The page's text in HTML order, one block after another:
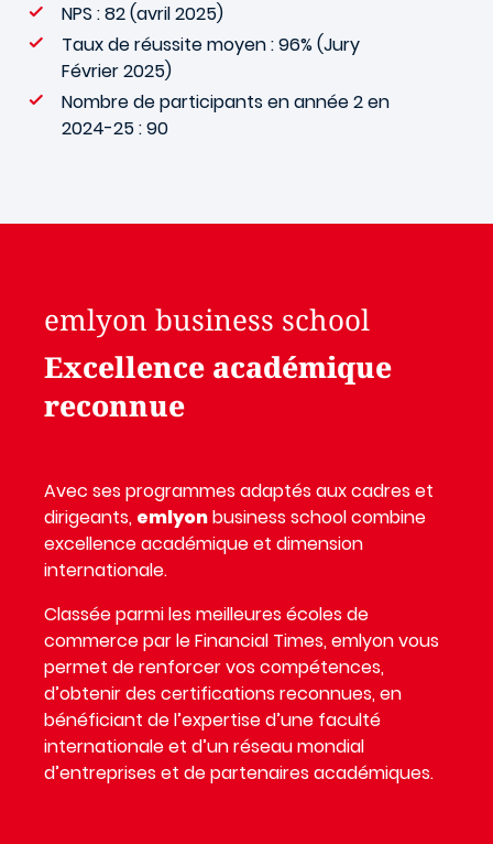
NPS : 82 (avril 2025)
Taux de réussite moyen : 96% (Jury
Février 2025)
Nombre de participants en année 2 en
2024-25 : 90
emlyon business school
Excellence académique
reconnue
Avec ses programmes adaptés aux cadres et
dirigeants, emlyonbusiness school combine
excellence académique et dimension
internationale.
Classée parmi les meilleures écoles de
commerce par le Financial Times, emlyon vous
permet de renforcer vos compétences,
d’obtenir des certifications reconnues, en
bénéficiant de l’expertise d’une faculté
internationale et d’un réseau mondial
d’entreprises et de partenaires académiques.